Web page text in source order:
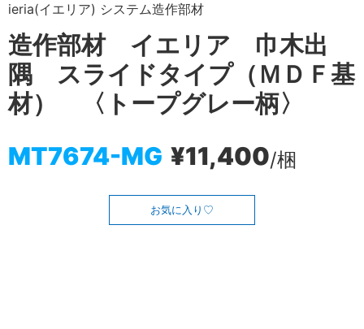
ieria(イエリア) システム造作部材
造作部材 イエリア 巾木出
隅 スライドタイプ（ＭＤＦ基
材） 〈トープグレー柄〉
MT7674-MG ¥11,400/梱
お気に入り